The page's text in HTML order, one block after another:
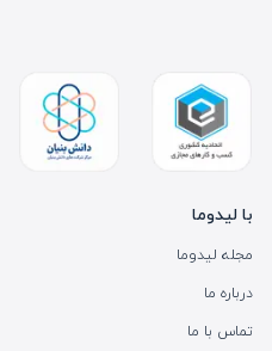
با لیدوما
مجله لیدوما
درباره ما
تماس با ما